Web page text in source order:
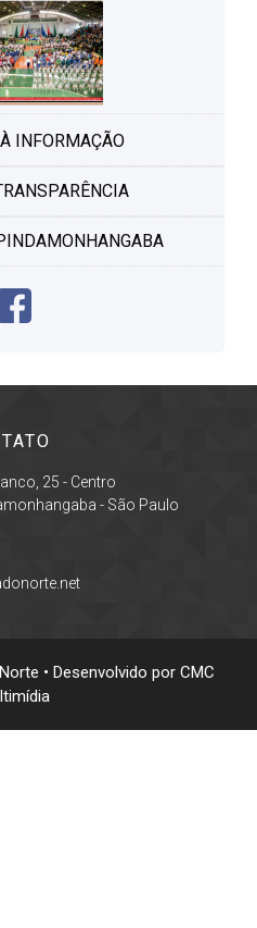
INFORMAÇÃO
25 - Centro
- São Paulo
• Desenvolvido por CMC